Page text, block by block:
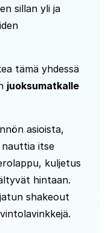
sillan yli ja
tämä yhdessä
juoksumatkalle
asioista,
itse
kuljetus
hintaan.
shakeout